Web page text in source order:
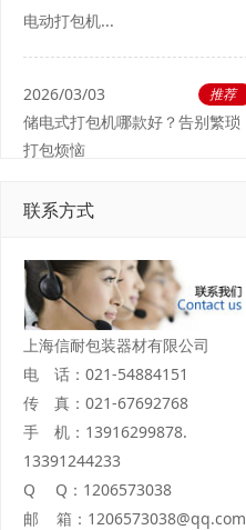
电动打包机...
推荐
2026/03/03
储电式打包机哪款好？告别繁琐
打包烦恼
联系方式
上海信耐包装器材有限公司
电 话：021-54884151
传 真：021-67692768
手 机：13916299878.
13391244233
Q Q：1206573038
邮 箱：1206573038@qq.com